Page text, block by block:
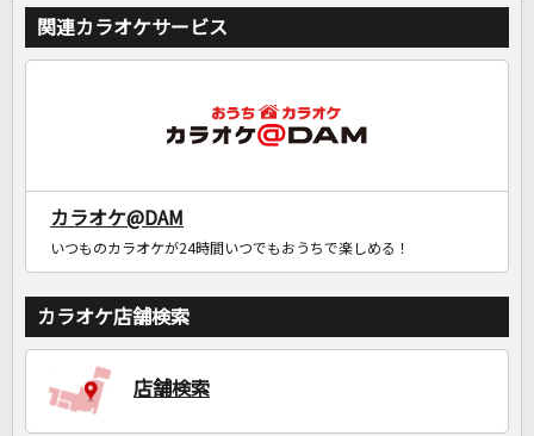
関連カラオケサービス
カラオケ@DAM
いつものカラオケが24時間いつでもおうちで楽しめる！
カラオケ店舗検索
店舗検索